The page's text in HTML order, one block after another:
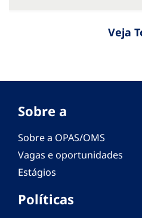
Veja
Sobre a
Sobre a OPAS/OMS
Vagas e oportunidades
Estágios
Políticas